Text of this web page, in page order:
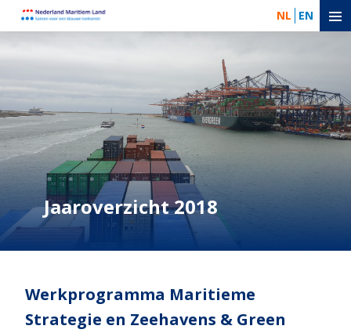
NL EN
Jaaroverzicht 2018
Werkprogramma Maritieme
Strategie en Zeehavens & Green